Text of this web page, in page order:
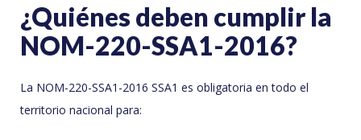
¿Quiénes deben cumplir la
NOM-220-SSA1-2016?
La NOM-220-SSA1-2016 SSA1 es obligatoria en todo el
territorio nacional para: